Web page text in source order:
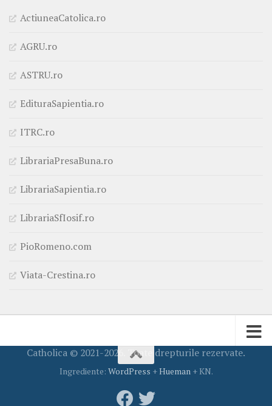
ActiuneaCatolica.ro
AGRU.ro
ASTRU.ro
EdituraSapientia.ro
ITRC.ro
LibrariaPresaBuna.ro
LibrariaSapientia.ro
LibrariaSfIosif.ro
PioRomeno.com
Viata-Crestina.ro
Catholica © 2021-2026. Toate drepturile rezervate.
Ingrediente: WordPress +Hueman + KN.